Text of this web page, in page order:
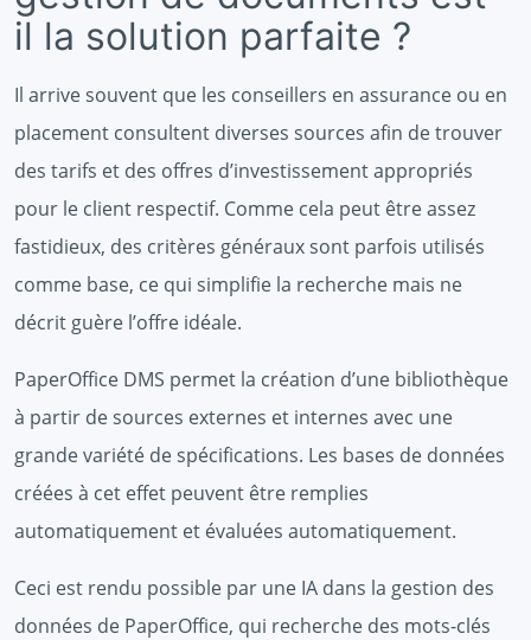
il la solution parfaite ?
Il arrive souvent que les conseillers en assurance ou en
placement consultent diverses sources afin de trouver
des tarifs et des offres d’investissement appropriés
pour le client respectif. Comme cela peut être assez
fastidieux, des critères généraux sont parfois utilisés
comme base, ce qui simplifie la recherche mais ne
décrit guère l’offre idéale.
PaperOffice DMS permet la création d’une bibliothèque
à partir de sources externes et internes avec une
grande variété de spécifications. Les bases de données
créées à cet effet peuvent être remplies
automatiquement et évaluées automatiquement.
Ceci est rendu possible par une IA dans la gestion des
données de PaperOffice, qui recherche des mots-clés